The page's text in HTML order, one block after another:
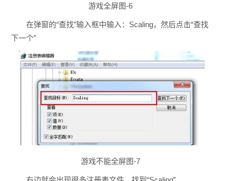
游戏全屏图-6
在弹窗的“查找”输入框中输入：Scaling，然后点击“查找
下一个”
游戏不能全屏图-7